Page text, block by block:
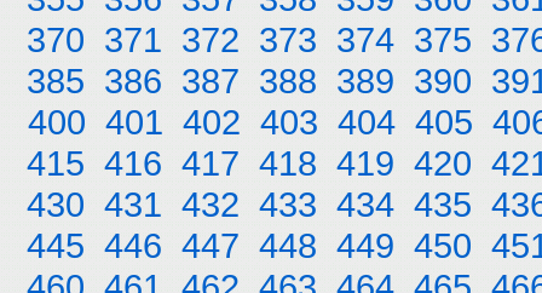
370 371 372 373 374 375
385 386 387 388 389 390
400 401 402 403 404 405
415 416 417 418 419 420
430 431 432 433 434 435
445 446 447 448 449 450